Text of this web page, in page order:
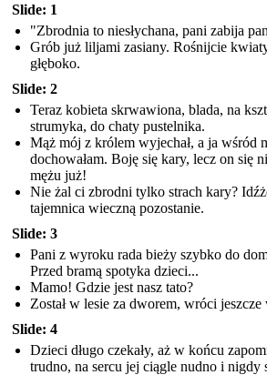
Slide: 1
"Zbrodnia to niesłychana, pani zabija
Grób już liljami zasiany. Rośnijcie
głęboko.
Slide: 2
Teraz kobieta skrwawiona, blada, na
strumyka, do chaty pustelnika.
Mąż mój z królem wyjechał, a ja wśród
dochowałam. Boję się kary, lecz on się
mężu już!
Nie żal ci zbrodni tylko strach kary?
tajemnica wieczną pozostanie.
Slide: 3
Pani z wyroku rada bieży szybko do
Przed bramą spotyka dzieci. ..
Mamo! Gdzie jest nasz tato?
Został w lesie za dworem, wróci jeszcze
Slide: 4
Dzieci długo czekały, aż w końcu
trudno, na sercu jej ciągle nudno i nigdy